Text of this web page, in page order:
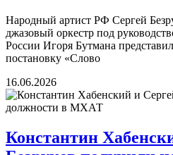
Народный артист РФ Сергей
джазовый оркестр под
России Игоря Бутмана
постановку «Слово
16.06.2026
Константин